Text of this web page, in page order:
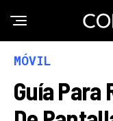
MÓVIL
Guía Para